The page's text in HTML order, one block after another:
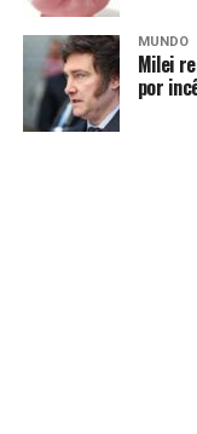
RECENTES
Cacique Raoni
enfermaria
MUNDO
Milei
por